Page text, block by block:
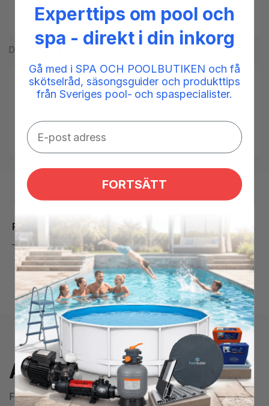
Add to compare
Del
Tilgængelighed: Low stock: 4 left
SKU:
718890
Kategorier: Belysning pool,
Produktbeskrivelse
Abonner på nyhedsbrev
Få den seneste information og de bedste tilbud!
Experttips om pool och
spa - direkt i din inkorg
Gå med i SPA OCH POOLBUTIKEN och få
skötselråd, säsongsguider och produkttips
från Sveriges pool- och spaspecialister.
FORTSÄTT